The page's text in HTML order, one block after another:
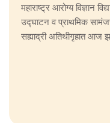
महाराष्ट्र आरोग्य विज्ञान
उद्घाटन व प्राथमिक
सह्याद्री अतिथीगृहात आज